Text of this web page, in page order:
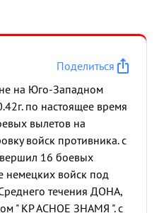
Поделиться
на Юго-Западном
по настоящее время
вылетов на
войск противника. с
16 боевых
немецких войск под
течения ДОНА,
" КР АСНОЕ ЗНАМЯ ". с